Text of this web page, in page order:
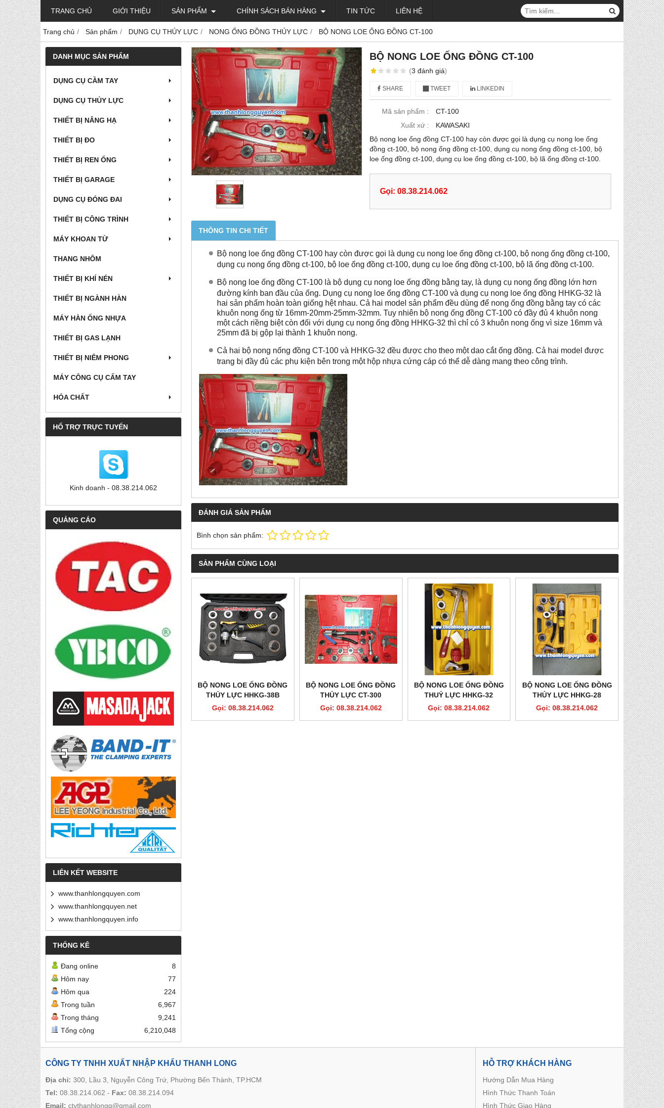
TRANG CHỦ GIỚI THIỆU SẢN PHẨM CHÍNH SÁCH BÁN HÀNG TIN TỨC LIÊN HỆ
Trang chủ Sản phẩm DỤNG CỤ THỦY LỰC NONG ỐNG ĐỒNG THỦY LỰC BỘ NONG LOE ỐNG ĐỒNG CT-100
DANH MỤC SẢN PHẨM
DỤNG CỤ CẦM TAY
DỤNG CỤ THỦY LỰC
THIẾT BỊ NÂNG HẠ
THIẾT BỊ ĐO
THIẾT BỊ REN ỐNG
THIẾT BỊ GARAGE
DỤNG CỤ ĐÓNG ĐAI
THIẾT BỊ CÔNG TRÌNH
MÁY KHOAN TỪ
THANG NHÔM
THIẾT BỊ KHÍ NÉN
THIẾT BỊ NGÀNH HÀN
MÁY HÀN ỐNG NHỰA
THIẾT BỊ GAS LẠNH
THIẾT BỊ NIÊM PHONG
MÁY CÔNG CỤ CẤM TAY
HÓA CHẤT
HỔ TRỢ TRỰC TUYẾN
Kinh doanh - 08.38.214.062
QUẢNG CÁO
LIÊN KẾT WEBSITE
www.thanhlongquyen.com
www.thanhlongquyen.net
www.thanhlongquyen.info
THỐNG KÊ
Đang online
8
Hôm nay
77
Hôm qua
224
Trong tuần
6,967
Trong tháng
9,241
Tổng cộng
6,210,048
BỘ NONG LOE ỐNG ĐỒNG CT-100
(3 đánh giá)
SHARE TWEET LINKEDIN
Mã sản phẩm :
CT-100
Xuất xứ :
KAWASAKI
Bộ nong loe ống đồng CT-100 hay còn được gọi là dụng cụ nong loe ống
đồng ct-100, bộ nong ống đồng ct-100, dụng cụ nong ống đồng ct-100, bộ
loe ống đồng ct-100, dụng cụ loe ống đồng ct-100, bộ lã ống đồng ct-100.
Gọi: 08.38.214.062
THÔNG TIN CHI TIẾT
Bộ nong loe ống đồng CT-100 hay còn được gọi là dụng cụ nong loe ống đồng ct-100, bộ nong ống đồng ct-100,
dụng cụ nong ống đồng ct-100, bộ loe ống đồng ct-100, dụng cụ loe ống đồng ct-100, bộ lã ống đồng ct-100.
Bộ nong loe ống đồng CT-100 là bộ dụng cụ nong loe ống đồng bằng tay, là dụng cụ nong ống đồng lớn hơn
đường kính ban đầu của ống. Dụng cụ nong loe ống đồng CT-100 và dụng cụ nong loe ống đồng HHKG-32 là
hai sản phẩm hoàn toàn giống hệt nhau. Cả hai model sản phẩm đều dùng để nong ống đồng bằng tay có các
khuôn nong ống từ 16mm-20mm-25mm-32mm. Tuy nhiên bộ nong ống đồng CT-100 có đầy đủ 4 khuôn nong
một cách riềng biệt còn đối với dụng cụ nong ống đồng HHKG-32 thì chỉ có 3 khuôn nong ống vì size 16mm và
25mm đã bị gộp lại thành 1 khuôn nong.
Cả hai bộ nong nống đồng CT-100 và HHKG-32 đều được cho theo một dao cắt ống đồng. Cả hai model được
trang bị đầy đủ các phụ kiện bên trong một hộp nhựa cứng cáp có thể dễ dàng mang theo công trình.
ĐÁNH GIÁ SẢN PHẨM
Bình chọn sản phẩm:
SẢN PHẨM CÙNG LOẠI
BỘ NONG LOE ỐNG ĐỒNG
THỦY LỰC HHKG-38B
Gọi: 08.38.214.062
BỘ NONG LOE ỐNG ĐỒNG
THỦY LỰC CT-300
Gọi: 08.38.214.062
BỘ NONG LOE ỐNG ĐỒNG
THUỶ LỰC HHKG-32
Gọi: 08.38.214.062
BỘ NONG LOE ỐNG ĐỒNG
THỦY LỰC HHKG-28
Gọi: 08.38.214.062
CÔNG TY TNHH XUẤT NHẬP KHẨU THANH LONG
Địa chỉ: 300, Lầu 3, Nguyễn Công Trứ, Phường Bến Thành, TP.HCM
Tel: 08.38.214.062 - Fax: 08.38.214.094
Email: ctythanhlongq@gmail.com
HỖ TRỢ KHÁCH HÀNG
Hướng Dẫn Mua Hàng
Hình Thức Thanh Toán
Hình Thức Giao Hàng